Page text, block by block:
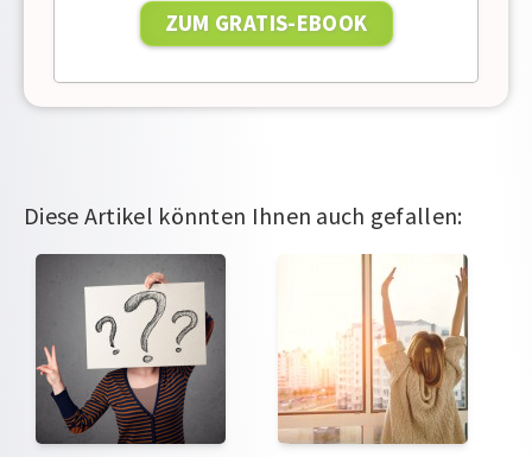
Diese Artikel könnten Ihnen auch gefallen: